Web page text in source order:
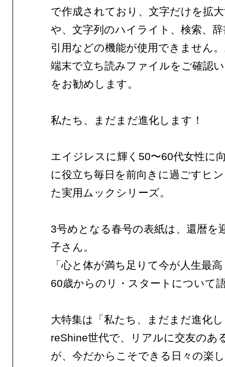
で作成されており、文字だけを拡
や、文字列のハイライト、検索、
引用などの機能が使用できません
端末で立ち読みファイルをご確認
をお勧めします。
私たち、まだまだ進化します！
エイジレスに輝く50〜60代女性に
に役立ち毎日を前向きに過ごすヒ
た実用ムックシリーズ。
3号めとなる春号の表紙は、還暦を
子さん。
「心と体が満ち足りて今が人生最
60歳からのリ・スタートについて
大特集は「私たち、まだまだ進化
reShine世代で、リアルに交友のあ
が、今だからこそできる日々の楽